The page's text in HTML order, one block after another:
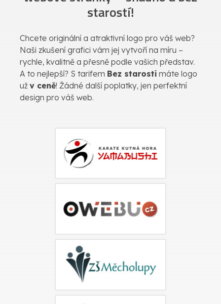
starostí!
Chcete originální a atraktivní logo pro váš web?
Naši zkušení grafici vám jej vytvoří na míru –
rychle, kvalitně a přesně podle vašich představ.
A to nejlepší? S tarifem Bez starosti máte logo
už v ceně! Žádné další poplatky, jen perfektní
design pro váš web.